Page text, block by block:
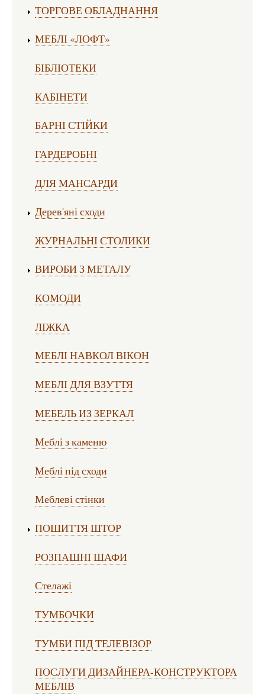
ТОРГОВЕ ОБЛАДНАННЯ
МЕБЛІ «ЛОФТ»
БІБЛІОТЕКИ
КАБІНЕТИ
БАРНІ СТІЙКИ
ГАРДЕРОБНІ
ДЛЯ МАНСАРДИ
Дерев'яні сходи
ЖУРНАЛЬНІ СТОЛИКИ
ВИРОБИ З МЕТАЛУ
КОМОДИ
ЛІЖКА
МЕБЛІ НАВКОЛ ВІКОН
МЕБЛІ ДЛЯ ВЗУТТЯ
МЕБЕЛЬ ИЗ ЗЕРКАЛ
Меблі з каменю
Меблі під сходи
Меблеві стінки
ПОШИТТЯ ШТОР
РОЗПАШНІ ШАФИ
Стелажі
ТУМБОЧКИ
ТУМБИ ПІД ТЕЛЕВІЗОР
ПОСЛУГИ ДИЗАЙНЕРА-КОНСТРУКТОРА
МЕБЛІВ